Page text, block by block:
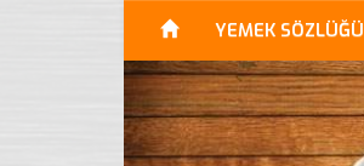
YEMEK SÖZLÜĞÜ